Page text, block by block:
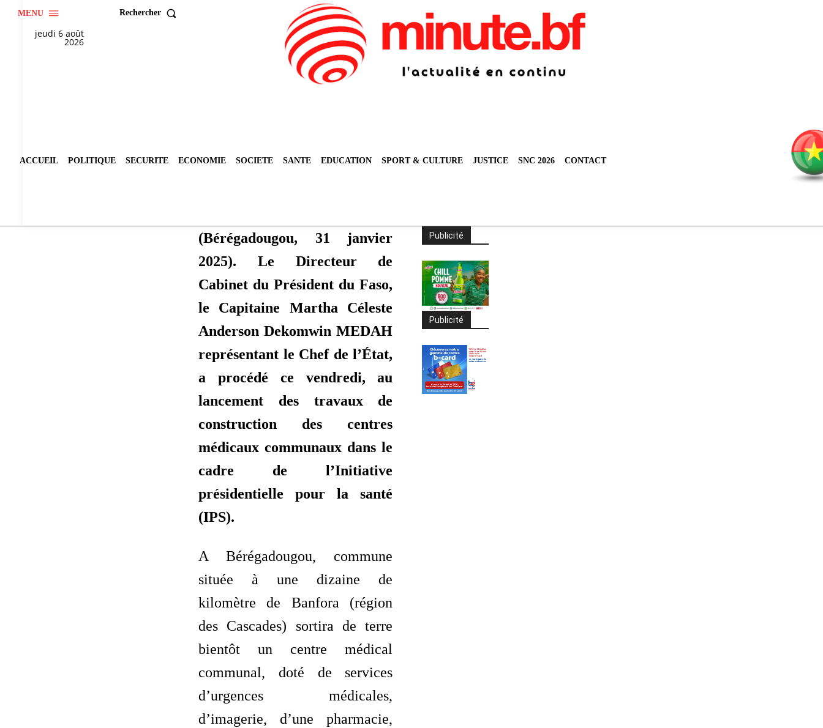
MENU Rechercher
jeudi 6 août
2026
ACCUEIL POLITIQUE SECURITE ECONOMIE SOCIETE SANTE EDUCATION SPORT & CULTURE JUSTICE SNC 2026 CONTACT
(Bérégadougou, 31 janvier
2025). Le Directeur de
Cabinet du Président du Faso,
le Capitaine Martha Céleste
Anderson Dekomwin MEDAH
représentant le Chef de l’État,
a procédé ce vendredi, au
lancement des travaux de
construction des centres
médicaux communaux dans le
cadre de l’Initiative
présidentielle pour la santé
(IPS).
A Bérégadougou, commune
située à une dizaine de
kilomètre de Banfora (région
des Cascades) sortira de terre
bientôt un centre médical
communal, doté de services
d’urgences médicales,
d’imagerie, d’une pharmacie,
Publicité
Publicité